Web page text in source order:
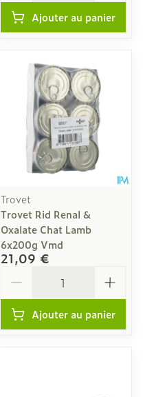
Ajouter au panier
Trovet
Trovet Rid Renal &
Oxalate Chat Lamb
6x200g Vmd
21,09 €
Ajouter au panier